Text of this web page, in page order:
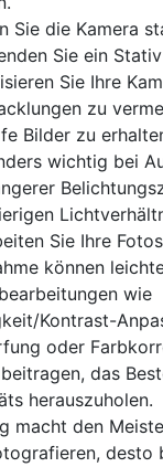
Sie die Kamera
Sie ein
Sie Ihre
zu
Bilder zu
wichtig bei
Sie Ihre
können
wie
Kontrast-
oder
das
herauszuholen.
macht den
desto